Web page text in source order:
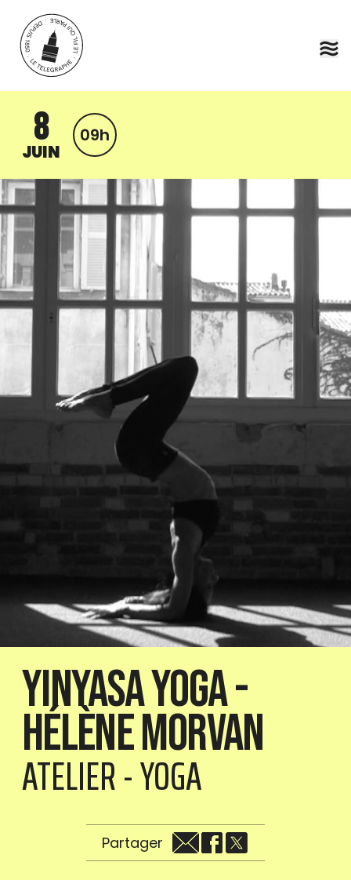
Aller au contenu principal
8
JUIN
09h
Yinyasa Yoga -
Hélène Morvan
ATELIER - YOGA
Partager